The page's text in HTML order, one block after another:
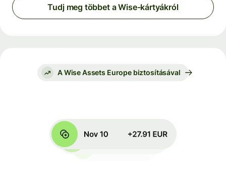
Tudj meg többet a Wise-kártyákról
A Wise Assets Europe biztosításával